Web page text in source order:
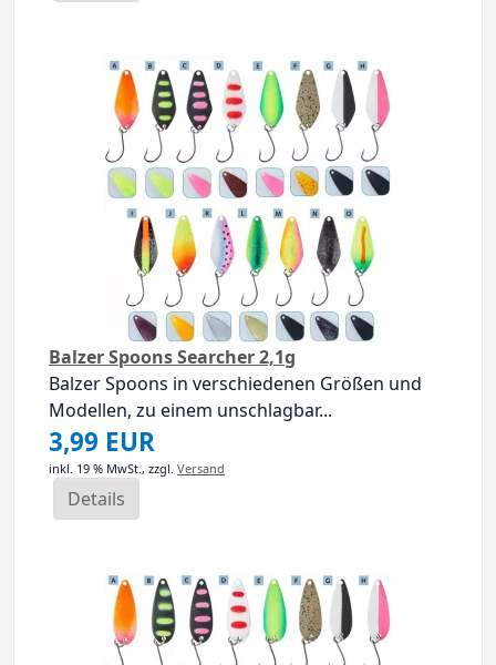
Balzer Spoons Searcher 2,1g
Balzer Spoons in verschiedenen Größen und
Modellen, zu einem unschlagbar...
3,99 EUR
inkl. 19 % MwSt., zzgl. Versand
Details